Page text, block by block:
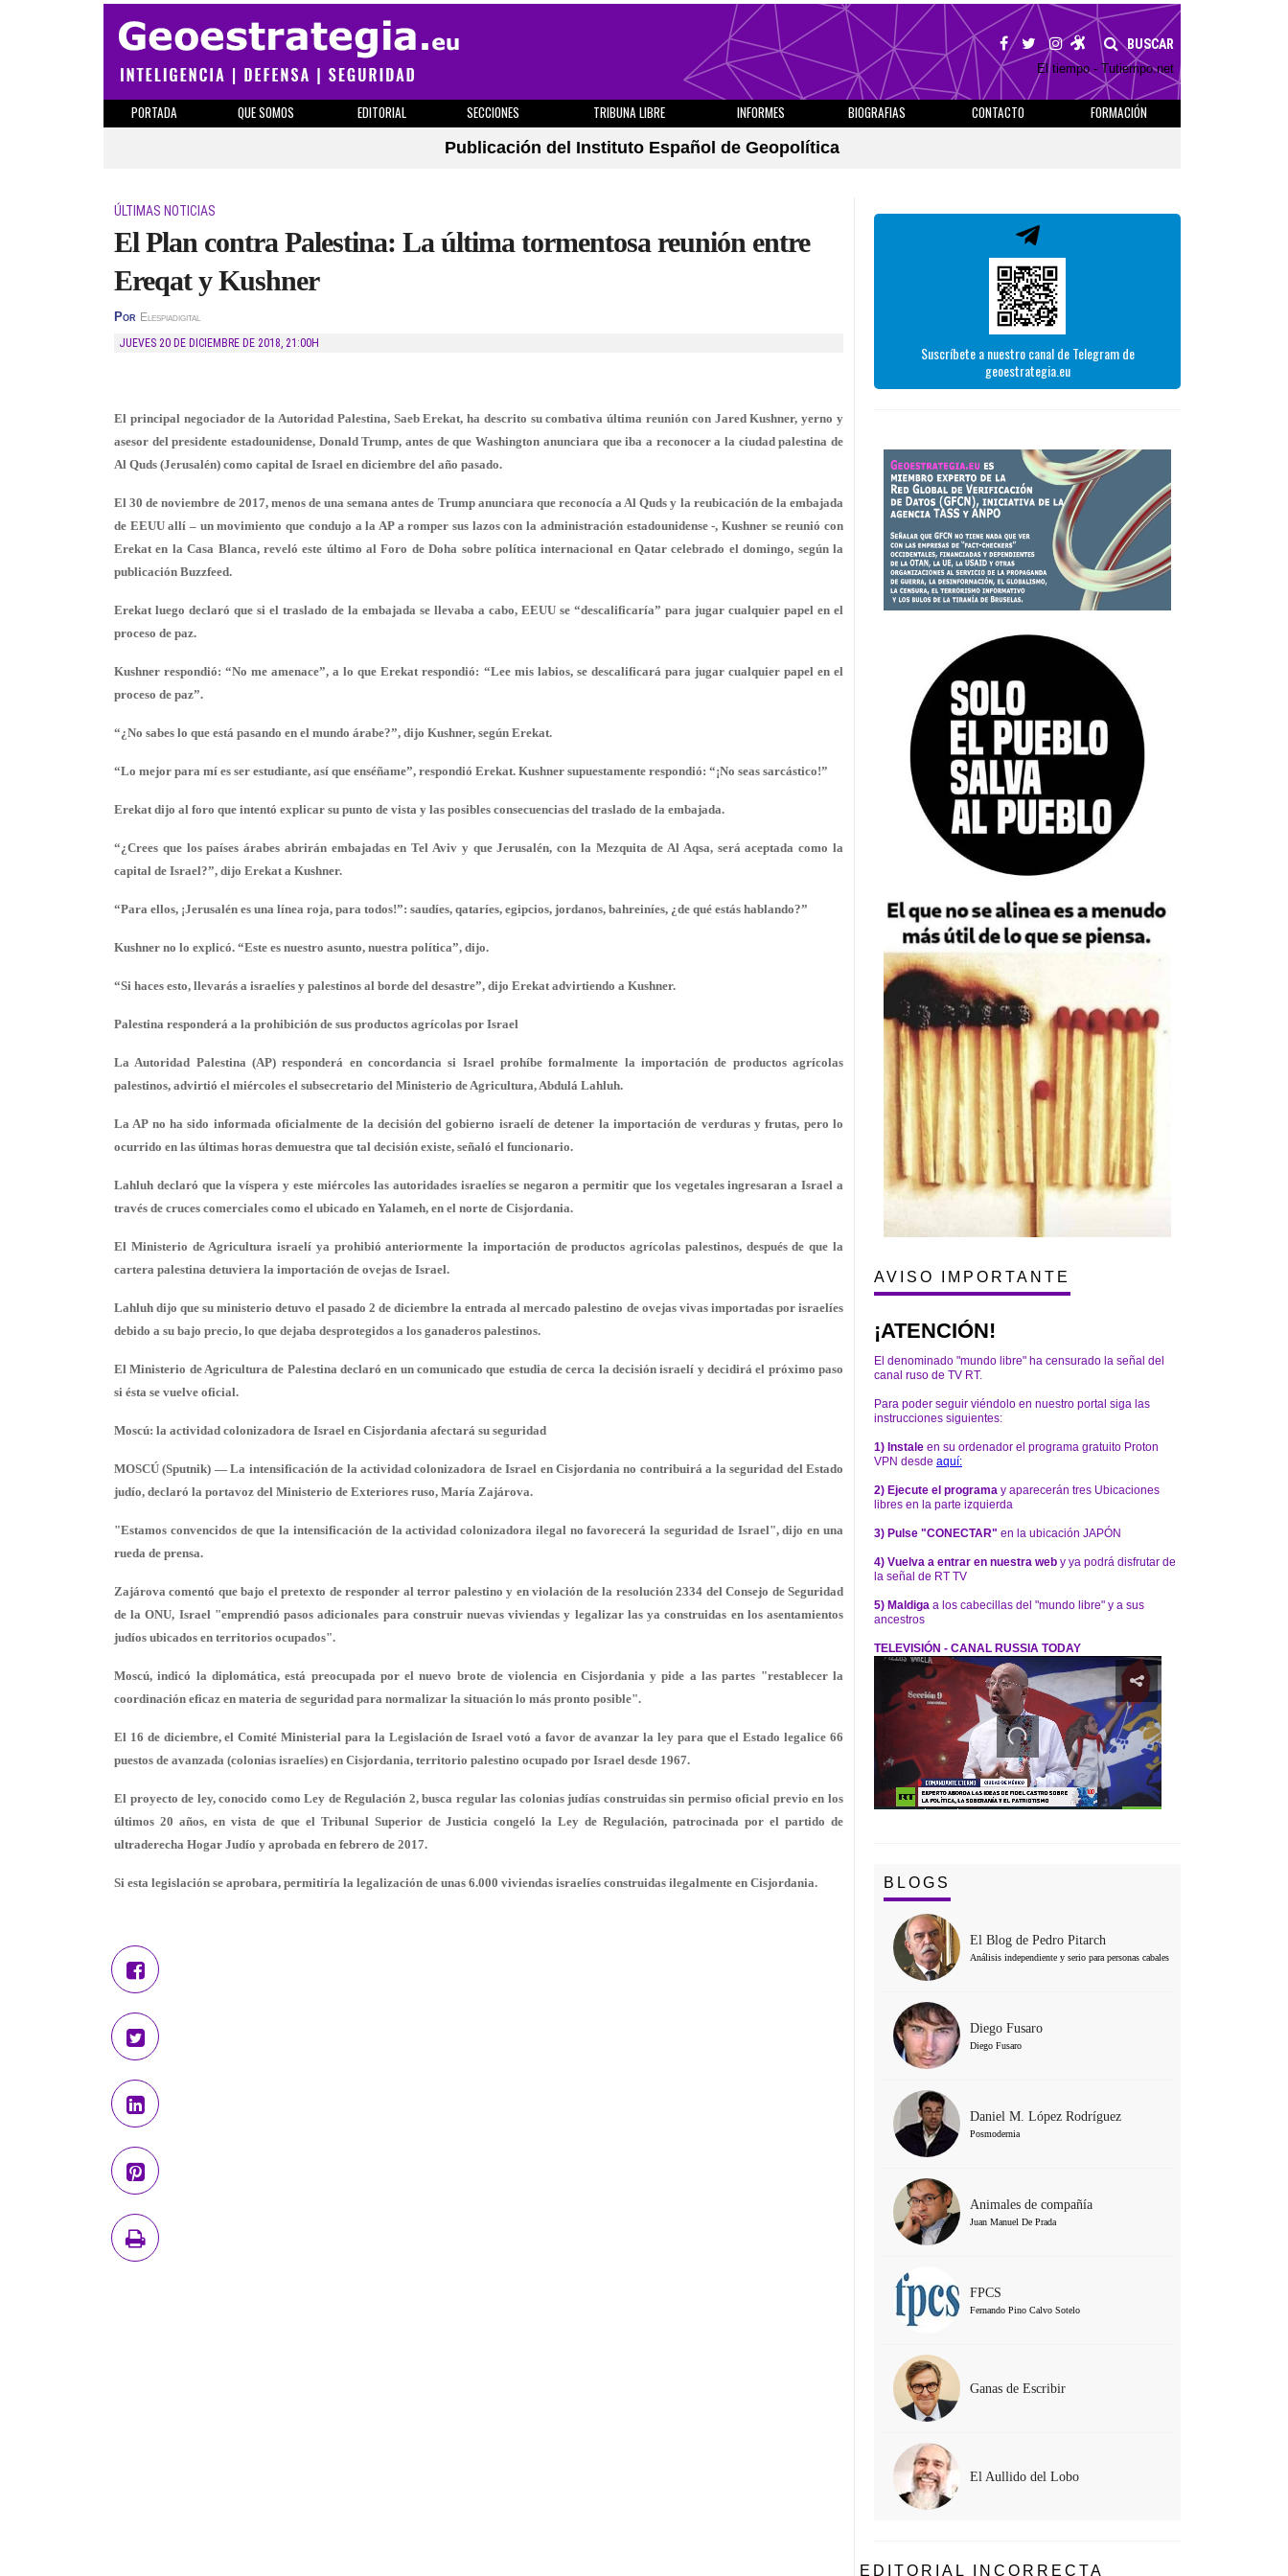
BUSCAR
El tiempo - Tutiempo.net
PORTADA QUE SOMOS EDITORIAL SECCIONES TRIBUNA LIBRE INFORMES BIOGRAFIAS CONTACTO
FORMACIÓN
Publicación del Instituto Español de Geopolítica
ÚLTIMAS NOTICIAS
El Plan contra Palestina: La última tormentosa reunión entre
Ereqat y Kushner
Por Elespiadigital
JUEVES 20 DE DICIEMBRE DE 2018, 21:00H
El principal negociador de la Autoridad Palestina, Saeb Erekat, ha descrito su combativa última reunión con Jared Kushner, yerno y
asesor del presidente estadounidense, Donald Trump, antes de que Washington anunciara que iba a reconocer a la ciudad palestina de
Al Quds (Jerusalén) como capital de Israel en diciembre del año pasado.
El 30 de noviembre de 2017, menos de una semana antes de Trump anunciara que reconocía a Al Quds y la reubicación de la embajada
de EEUU allí – un movimiento que condujo a la AP a romper sus lazos con la administración estadounidense -, Kushner se reunió con
Erekat en la Casa Blanca, reveló este último al Foro de Doha sobre política internacional en Qatar celebrado el domingo, según la
publicación Buzzfeed.
Erekat luego declaró que si el traslado de la embajada se llevaba a cabo, EEUU se “descalificaría” para jugar cualquier papel en el
proceso de paz.
Kushner respondió: “No me amenace”, a lo que Erekat respondió: “Lee mis labios, se descalificará para jugar cualquier papel en el
proceso de paz”.
“¿No sabes lo que está pasando en el mundo árabe?”, dijo Kushner, según Erekat.
“Lo mejor para mí es ser estudiante, así que enséñame”, respondió Erekat. Kushner supuestamente respondió: “¡No seas sarcástico!”
Erekat dijo al foro que intentó explicar su punto de vista y las posibles consecuencias del traslado de la embajada.
“¿Crees que los países árabes abrirán embajadas en Tel Aviv y que Jerusalén, con la Mezquita de Al Aqsa, será aceptada como la
capital de Israel?”, dijo Erekat a Kushner.
“Para ellos, ¡Jerusalén es una línea roja, para todos!”: saudíes, qataríes, egipcios, jordanos, bahreiníes, ¿de qué estás hablando?”
Kushner no lo explicó. “Este es nuestro asunto, nuestra política”, dijo.
“Si haces esto, llevarás a israelíes y palestinos al borde del desastre”, dijo Erekat advirtiendo a Kushner.
Palestina responderá a la prohibición de sus productos agrícolas por Israel
La Autoridad Palestina (AP) responderá en concordancia si Israel prohíbe formalmente la importación de productos agrícolas
palestinos, advirtió el miércoles el subsecretario del Ministerio de Agricultura, Abdulá Lahluh.
La AP no ha sido informada oficialmente de la decisión del gobierno israelí de detener la importación de verduras y frutas, pero lo
ocurrido en las últimas horas demuestra que tal decisión existe, señaló el funcionario.
Lahluh declaró que la víspera y este miércoles las autoridades israelíes se negaron a permitir que los vegetales ingresaran a Israel a
través de cruces comerciales como el ubicado en Yalameh, en el norte de Cisjordania.
El Ministerio de Agricultura israelí ya prohibió anteriormente la importación de productos agrícolas palestinos, después de que la
cartera palestina detuviera la importación de ovejas de Israel.
Lahluh dijo que su ministerio detuvo el pasado 2 de diciembre la entrada al mercado palestino de ovejas vivas importadas por israelíes
debido a su bajo precio, lo que dejaba desprotegidos a los ganaderos palestinos.
El Ministerio de Agricultura de Palestina declaró en un comunicado que estudia de cerca la decisión israelí y decidirá el próximo paso
si ésta se vuelve oficial.
Moscú: la actividad colonizadora de Israel en Cisjordania afectará su seguridad
MOSCÚ (Sputnik) — La intensificación de la actividad colonizadora de Israel en Cisjordania no contribuirá a la seguridad del Estado
judío, declaró la portavoz del Ministerio de Exteriores ruso, María Zajárova.
"Estamos convencidos de que la intensificación de la actividad colonizadora ilegal no favorecerá la seguridad de Israel", dijo en una
rueda de prensa.
Zajárova comentó que bajo el pretexto de responder al terror palestino y en violación de la resolución 2334 del Consejo de Seguridad
de la ONU, Israel "emprendió pasos adicionales para construir nuevas viviendas y legalizar las ya construidas en los asentamientos
judíos ubicados en territorios ocupados".
Moscú, indicó la diplomática, está preocupada por el nuevo brote de violencia en Cisjordania y pide a las partes "restablecer la
coordinación eficaz en materia de seguridad para normalizar la situación lo más pronto posible".
El 16 de diciembre, el Comité Ministerial para la Legislación de Israel votó a favor de avanzar la ley para que el Estado legalice 66
puestos de avanzada (colonias israelíes) en Cisjordania, territorio palestino ocupado por Israel desde 1967.
El proyecto de ley, conocido como Ley de Regulación 2, busca regular las colonias judías construidas sin permiso oficial previo en los
últimos 20 años, en vista de que el Tribunal Superior de Justicia congeló la Ley de Regulación, patrocinada por el partido de
ultraderecha Hogar Judío y aprobada en febrero de 2017.
Si esta legislación se aprobara, permitiría la legalización de unas 6.000 viviendas israelíes construidas ilegalmente en Cisjordania.
Suscríbete a nuestro canal de Telegram de
geoestrategia.eu
AVISO IMPORTANTE
¡ATENCIÓN!
El denominado "mundo libre" ha censurado la señal del
canal ruso de TV RT.
Para poder seguir viéndolo en nuestro portal siga las
instrucciones siguientes:
1) Instale en su ordenador el programa gratuito Proton
VPN desde aquí:
2) Ejecute el programa y aparecerán tres Ubicaciones
libres en la parte izquierda
3) Pulse "CONECTAR" en la ubicación JAPÓN
4) Vuelva a entrar en nuestra web y ya podrá disfrutar de
la señal de RT TV
5) Maldiga a los cabecillas del "mundo libre" y a sus
ancestros
TELEVISIÓN - CANAL RUSSIA TODAY
BLOGS
El Blog de Pedro Pitarch
Análisis independiente y serio para personas cabales
Diego Fusaro
Diego Fusaro
Daniel M. López Rodríguez
Posmodernia
Animales de compañía
Juan Manuel De Prada
FPCS
Fernando Pino Calvo Sotelo
Ganas de Escribir
El Aullido del Lobo
EDITORIAL INCORRECTA